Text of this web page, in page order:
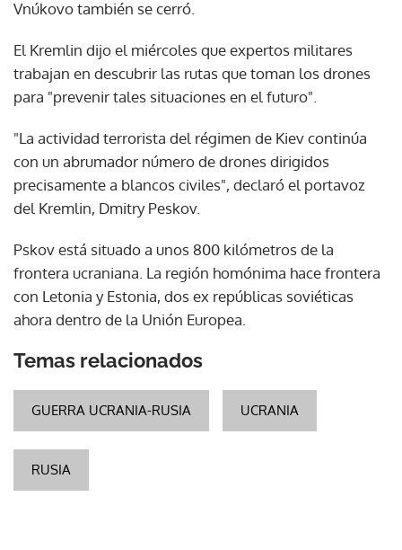
Vnúkovo también se cerró.
El Kremlin dijo el miércoles que expertos militares
trabajan en descubrir las rutas que toman los drones
para "prevenir tales situaciones en el futuro".
"La actividad terrorista del régimen de Kiev continúa
con un abrumador número de drones dirigidos
precisamente a blancos civiles", declaró el portavoz
del Kremlin, Dmitry Peskov.
Pskov está situado a unos 800 kilómetros de la
frontera ucraniana. La región homónima hace frontera
con Letonia y Estonia, dos ex repúblicas soviéticas
ahora dentro de la Unión Europea.
Temas relacionados
GUERRA UCRANIA-RUSIA UCRANIA
RUSIA